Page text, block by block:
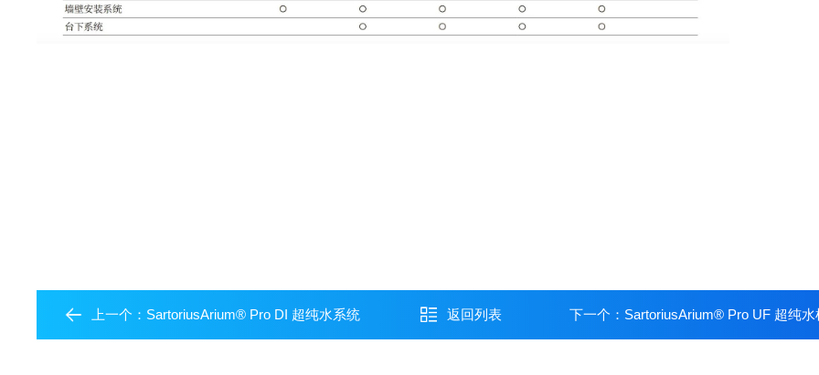
上一个： SartoriusArium® Pro DI 超纯水系统 返回列表 下一个： SartoriusArium® Pro UF 超纯水